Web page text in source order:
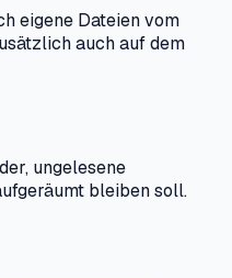
eigene Dateien vom
auch auf dem
ungelesene
bleiben soll.